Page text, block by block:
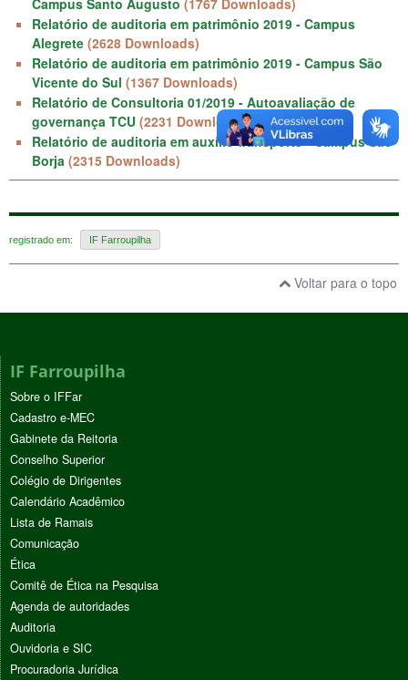
Relatório de auditoria em patrimônio 2019 - Campus
Alegrete (2628 Downloads)
Relatório de auditoria em patrimônio 2019 - Campus São
Vicente do Sul (1367 Downloads)
Relatório de Consultoria 01/2019 - Autoavaliação de
governança TCU (2231 Downloads)
Relatório de auditoria em auxílio transporte - Campus São
Borja (2315 Downloads)
registrado em: IF Farroupilha
Voltar para o topo
IF Farroupilha
Sobre o IFFar
Cadastro e-MEC
Gabinete da Reitoria
Conselho Superior
Colégio de Dirigentes
Calendário Acadêmico
Lista de Ramais
Comunicação
Ética
Comitê de Ética na Pesquisa
Agenda de autoridades
Auditoria
Ouvidoria e SIC
Procuradoria Jurídica